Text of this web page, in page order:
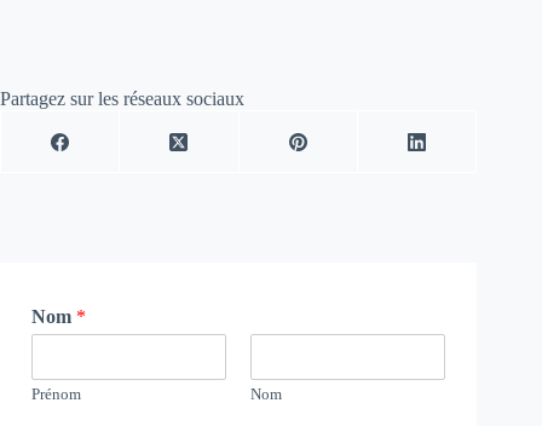
Partagez sur les réseaux sociaux
Nom *
Prénom Nom